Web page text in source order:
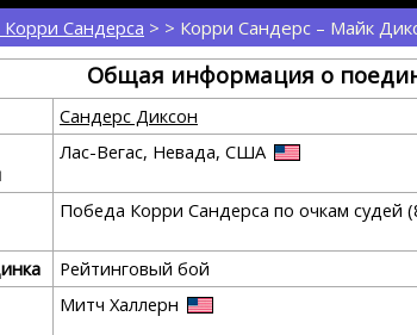
Сандерса > > Корри Сандерс – Майк
Общая информация о
Сандерс Диксон
Лас-Вегас, Невада, США
Победа Корри Сандерса по очкам судей
Рейтинговый бой
Митч Халлерн